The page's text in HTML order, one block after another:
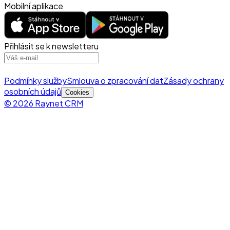
Mobilní aplikace
Přihlásit se k newsletteru
Podmínky službySmlouva o zpracování datZásady ochrany
osobních údajů Cookies
© 2026 Raynet CRM